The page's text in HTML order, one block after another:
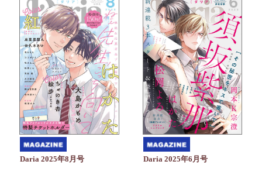
Daria 2025年8月号 Daria 2025年6月号